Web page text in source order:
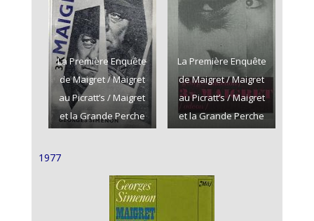
La Première Enquête
de Maigret / Maigret
au Picratt’s / Maigret
et la Grande Perche
La Première Enquête
de Maigret / Maigret
au Picratt’s / Maigret
et la Grande Perche
1977